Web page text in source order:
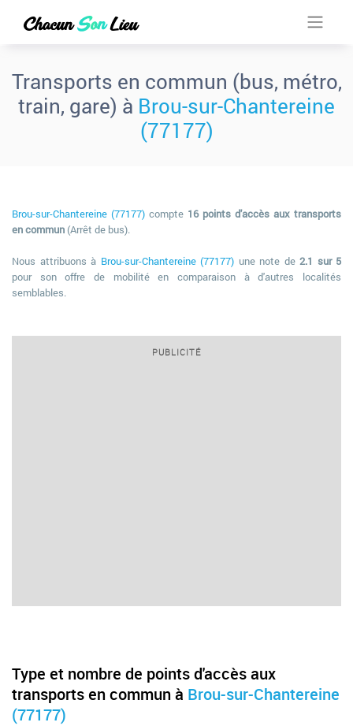
Transports en commun (bus, métro,
train, gare) à Brou-sur-Chantereine
(77177)
Brou-sur-Chantereine (77177) compte 16 points d'accès aux transports
en commun (Arrêt de bus).
Nous attribuons à Brou-sur-Chantereine (77177) une note de 2.1 sur 5
pour son offre de mobilité en comparaison à d'autres localités
semblables.
PUBLICITÉ
Type et nombre de points d'accès aux
transports en commun à Brou-sur-Chantereine
(77177)